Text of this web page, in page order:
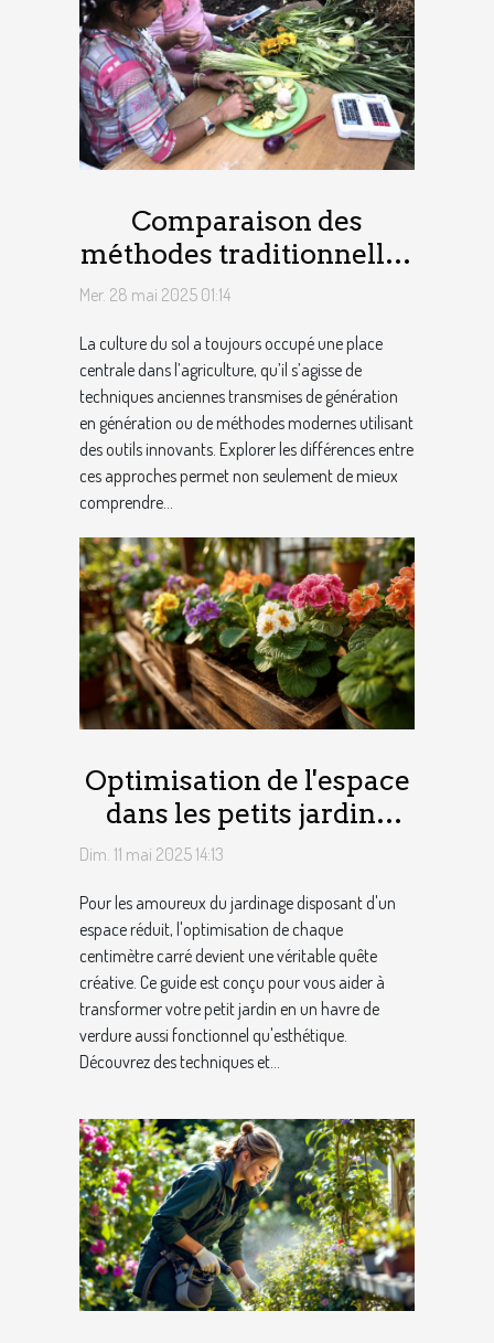
Comparaison des
méthodes traditionnelles
et modernes pour
Mer. 28 mai 2025 01:14
La culture du sol a toujours occupé une place
centrale dans l’agriculture, qu’il s’agisse de
techniques anciennes transmises de génération
en génération ou de méthodes modernes utilisant
des outils innovants. Explorer les différences entre
ces approches permet non seulement de mieux
comprendre...
Optimisation de l'espace
dans les petits jardins
techniques et astuces
Dim. 11 mai 2025 14:13
Pour les amoureux du jardinage disposant d'un
espace réduit, l'optimisation de chaque
centimètre carré devient une véritable quête
créative. Ce guide est conçu pour vous aider à
transformer votre petit jardin en un havre de
verdure aussi fonctionnel qu'esthétique.
Découvrez des techniques et...